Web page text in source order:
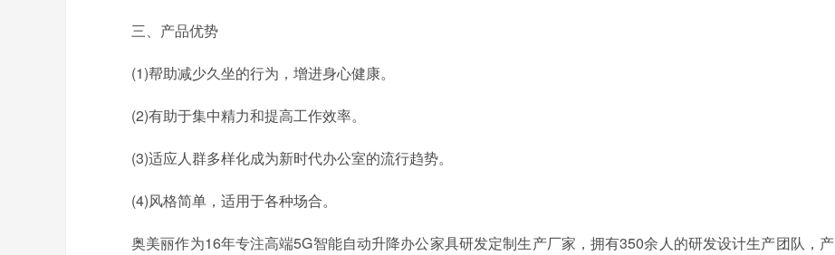
三、产品优势
(1)帮助减少久坐的行为，增进身心健康。
(2)有助于集中精力和提高工作效率。
(3)适应人群多样化成为新时代办公室的流行趋势。
(4)风格简单，适用于各种场合。
奥美丽作为16年专注高端5G智能自动升降办公家具研发定制生产厂家，拥有350余人的研发设计生产团队，产